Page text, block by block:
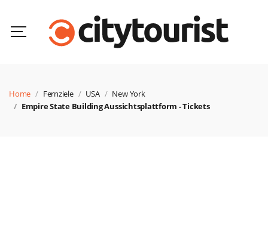
Home Fernziele USA
New York
Empire State Building Aussichtsplattform - Tickets